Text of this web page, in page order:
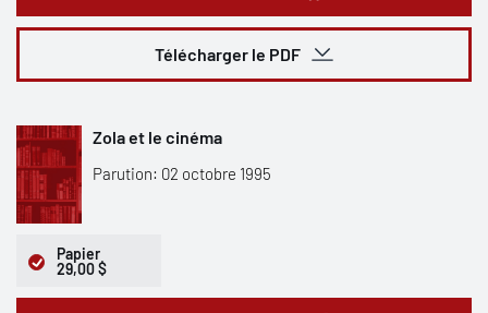
Télécharger le PDF
Zola et le cinéma
Parution: 02 octobre 1995
Papier
29,00 $